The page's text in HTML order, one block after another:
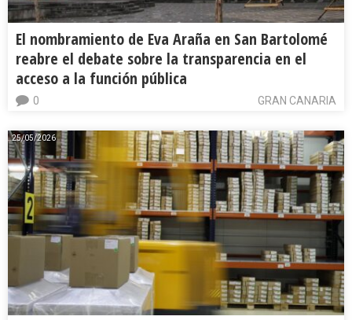
El nombramiento de Eva Araña en San Bartolomé
reabre el debate sobre la transparencia en el
acceso a la función pública
GRAN CANARIA
0
25/05/2026